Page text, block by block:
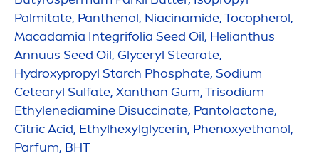
Palmitate, Panthenol, Niacinamide, Tocopherol,
Macadamia Integrifolia Seed Oil, Helianthus
Annuus Seed Oil, Glyceryl Stearate,
Hydroxypropyl Starch Phosphate, Sodium
Cetearyl Sulfate, Xanthan Gum, Trisodium
Ethylenediamine Disuccinate, Pantolactone,
Citric Acid, Ethylhexylglycerin, Phenoxyethanol,
Parfum, BHT